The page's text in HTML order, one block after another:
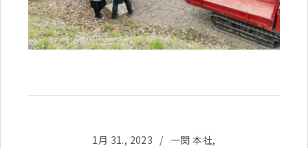
1月 31., 2023 / 一関 本社,